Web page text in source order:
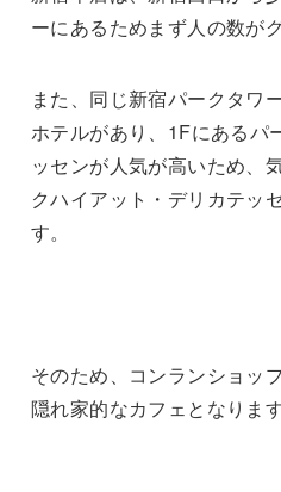
ーにあるためまず人の数が
また、同じ新宿パークタワ
ホテルがあり、1Fにあるパ
ッセンが人気が高いため、
クハイアット・デリカテッ
す。
そのため、コンランショッ
隠れ家的なカフェとなります